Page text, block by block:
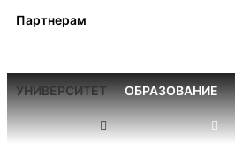
Партнерам
УНИВЕРСИТЕТ ОБРАЗОВАНИЕ